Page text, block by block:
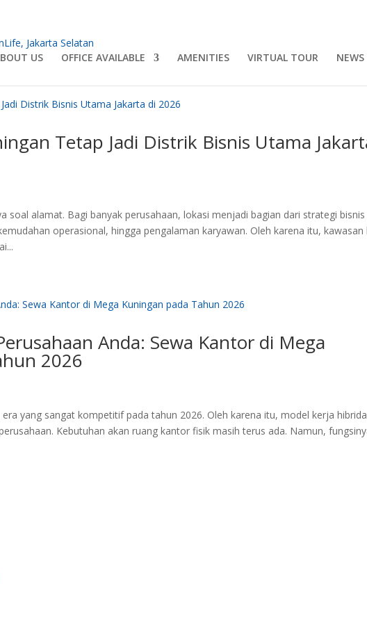
US OFFICE AVAILABLE AMENITIES VIRTUAL TOUR
Tetap Jadi Distrik Bisnis Utama
soal alamat. Bagi banyak perusahaan, lokasi menjadi bagian dari strategi
operasional, hingga pengalaman karyawan. Oleh karena itu, kawasan
Anda: Sewa Kantor di Mega
2026
yang sangat kompetitif pada tahun 2026. Oleh karena itu, model kerja
Kebutuhan akan ruang kantor fisik masih terus ada. Namun,